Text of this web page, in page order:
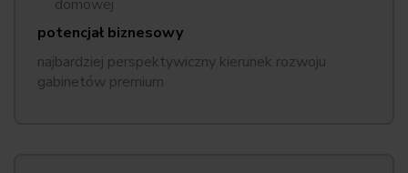
domowej
potencjał biznesowy
najbardziej perspektywiczny kierunek rozwoju
gabinetów premium